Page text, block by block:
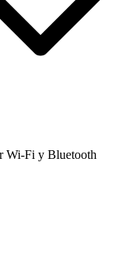
Wi-Fi y Bluetooth